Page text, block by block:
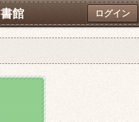
館 ログイン